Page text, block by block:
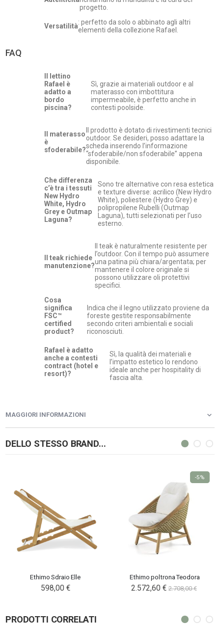
progetto.
Versatilità: perfetto da solo o abbinato agli altri
elementi della collezione Rafael.
FAQ
Il lettino
Rafael è
adatto a
bordo
piscina?
Sì, grazie ai materiali outdoor e al
materasso con imbottitura
impermeabile, è perfetto anche in
contesti poolside.
Il materasso
è
sfoderabile?
Il prodotto è dotato di rivestimenti tecnici
outdoor. Se desideri, posso adattare la
scheda inserendo l’informazione
“sfoderabile/non sfoderabile” appena
disponibile.
Che differenza
c’è tra i tessuti
New Hydro
White, Hydro
Grey e Outmap
Laguna?
Sono tre alternative con resa estetica
e texture diverse: acrilico (New Hydro
White), poliestere (Hydro Grey) e
polipropilene Rubelli (Outmap
Laguna), tutti selezionati per l’uso
esterno.
Il teak richiede
manutenzione?
Il teak è naturalmente resistente per
l’outdoor. Con il tempo può assumere
una patina più chiara/argentata; per
mantenere il colore originale si
possono utilizzare oli protettivi
specifici.
Cosa
significa
FSC™
certified
product?
Indica che il legno utilizzato proviene da
foreste gestite responsabilmente
secondo criteri ambientali e sociali
riconosciuti.
Rafael è adatto
anche a contesti
contract (hotel e
resort)?
Sì, la qualità dei materiali e
l’impatto estetico lo rendono
ideale anche per hospitality di
fascia alta.
MAGGIORI INFORMAZIONI
DELLO STESSO BRAND...
Ethimo Sdraio Elle
598,00 €
Ethimo poltrona Teodora
2.572,60 € 2.708,00 €
-5%
PRODOTTI CORRELATI